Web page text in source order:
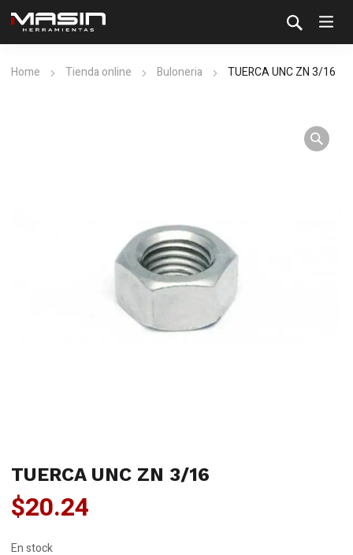
Home Tienda online Buloneria TUERCA UNC ZN 3/16
TUERCA UNC ZN 3/16
$20.24
En stock